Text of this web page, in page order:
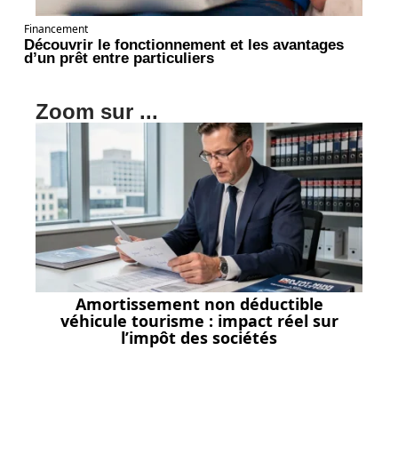
Financement
Découvrir le fonctionnement et les avantages
d’un prêt entre particuliers
Zoom sur ...
Amortissement non déductible
véhicule tourisme : impact réel sur
l’impôt des sociétés